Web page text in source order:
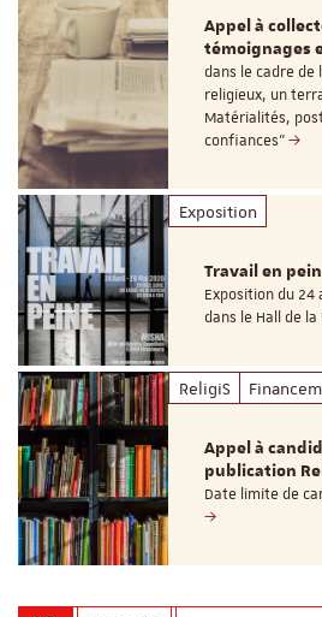
Appel à
témoignages
dans le cadre
religieux, un
Matérialités,
confiances"
Exposition
Travail en
Exposition du 24
dans le Hall de la
ReligiS
Appel à
publication
Date limite de